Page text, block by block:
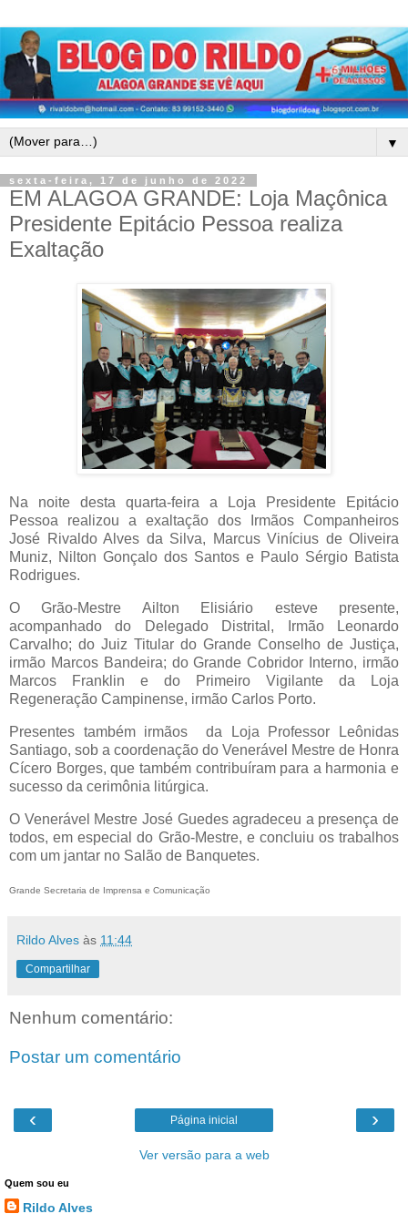
▼
sexta-feira, 17 de junho de 2022
EM ALAGOA GRANDE: Loja Maçônica
Presidente Epitácio Pessoa realiza
Exaltação
Na noite desta quarta-feira a Loja Presidente Epitácio
Pessoa realizou a exaltação dos Irmãos Companheiros
José Rivaldo Alves da Silva, Marcus Vinícius de Oliveira
Muniz, Nilton Gonçalo dos Santos e Paulo Sérgio Batista
Rodrigues.
O Grão-Mestre Ailton Elisiário esteve presente,
acompanhado do Delegado Distrital, Irmão Leonardo
Carvalho; do Juiz Titular do Grande Conselho de Justiça,
irmão Marcos Bandeira; do Grande Cobridor Interno, irmão
Marcos Franklin e do Primeiro Vigilante da Loja
Regeneração Campinense, irmão Carlos Porto.
Presentes também irmãos da Loja Professor Leônidas
Santiago, sob a coordenação do Venerável Mestre de Honra
Cícero Borges, que também contribuíram para a harmonia e
sucesso da cerimônia litúrgica.
O Venerável Mestre José Guedes agradeceu a presença de
todos, em especial do Grão-Mestre, e concluiu os trabalhos
com um jantar no Salão de Banquetes.
Grande Secretaria de Imprensa e Comunicação
Rildo Alves às 11:44
Compartilhar
Nenhum comentário:
Postar um comentário
‹ ›
Página inicial
Ver versão para a web
Quem sou eu
Rildo Alves